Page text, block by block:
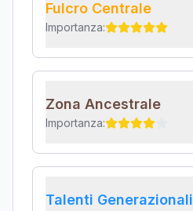
Fulcro Centrale
Importanza:
Zona Ancestrale
Importanza:
Talenti Generazionali